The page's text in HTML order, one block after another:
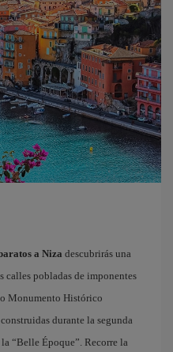
a Niza descubrirás una
calles pobladas de imponentes
Monumento Histórico
durante la segunda
“Belle Époque”. Recorre la